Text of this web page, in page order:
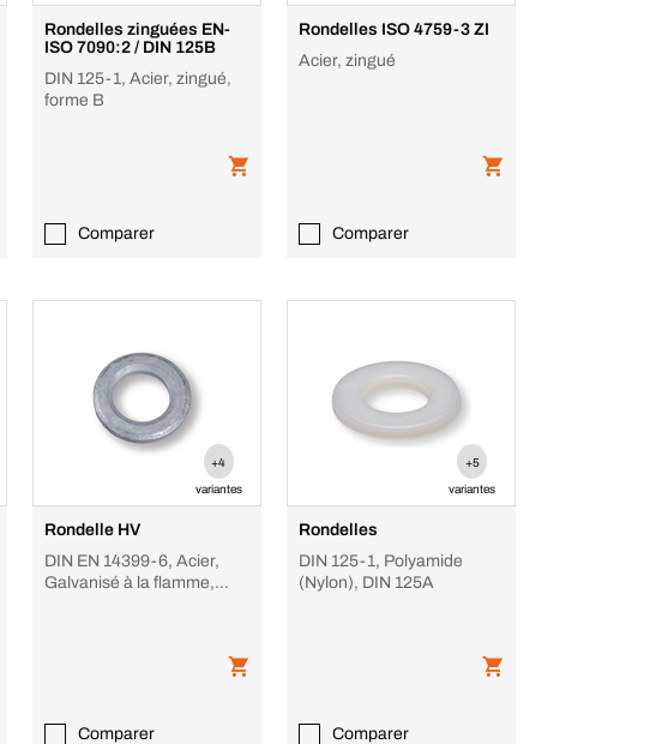
Rondelles zinguées EN-
ISO 7090:2 / DIN 125B
DIN 125-1, Acier, zingué,
forme B
Comparer
Rondelles ISO 4759-3 ZI
Acier, zingué
Comparer
+4
variantes
Rondelle HV
DIN EN 14399-6, Acier,
Galvanisé à la flamme,
Comparer
+5
variantes
Rondelles
DIN 125-1, Polyamide
(Nylon), DIN 125A
Comparer